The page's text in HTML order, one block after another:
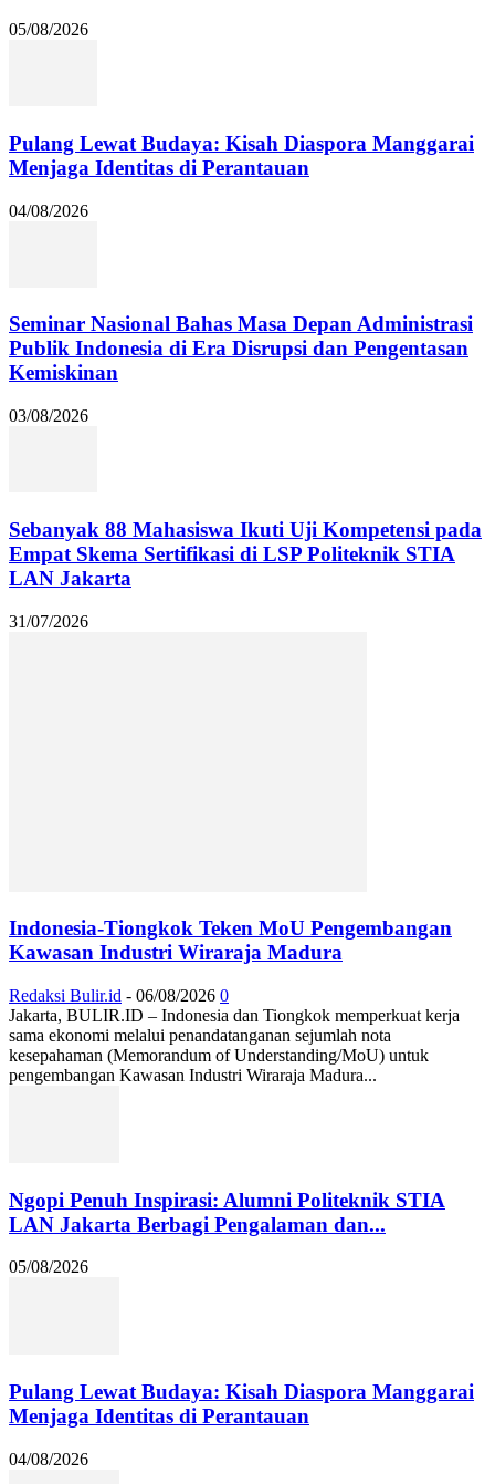
05/08/2026
Pulang Lewat Budaya: Kisah Diaspora Manggarai
Menjaga Identitas di Perantauan
04/08/2026
Seminar Nasional Bahas Masa Depan Administrasi
Publik Indonesia di Era Disrupsi dan Pengentasan
Kemiskinan
03/08/2026
Sebanyak 88 Mahasiswa Ikuti Uji Kompetensi pada
Empat Skema Sertifikasi di LSP Politeknik STIA
LAN Jakarta
31/07/2026
Indonesia-Tiongkok Teken MoU Pengembangan
Kawasan Industri Wiraraja Madura
Redaksi Bulir.id - 06/08/2026 0
Jakarta, BULIR.ID – Indonesia dan Tiongkok memperkuat kerja
sama ekonomi melalui penandatanganan sejumlah nota
kesepahaman (Memorandum of Understanding/MoU) untuk
pengembangan Kawasan Industri Wiraraja Madura...
Ngopi Penuh Inspirasi: Alumni Politeknik STIA
LAN Jakarta Berbagi Pengalaman dan...
05/08/2026
Pulang Lewat Budaya: Kisah Diaspora Manggarai
Menjaga Identitas di Perantauan
04/08/2026